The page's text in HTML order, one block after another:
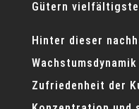
Gütern
Hinter dieser
Zufriedenheit der